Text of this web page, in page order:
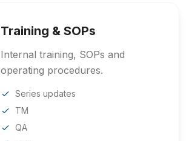
Training & SOPs
Internal training, SOPs and
operating procedures.
Series updates
TM
QA